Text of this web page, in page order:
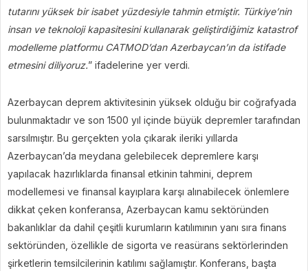
tutarını yüksek bir isabet yüzdesiyle tahmin etmiştir. Türkiye’nin
insan ve teknoloji kapasitesini kullanarak geliştirdiğimiz katastrof
modelleme platformu CATMOD’dan Azerbaycan’ın da istifade
etmesini diliyoruz.” ifadelerine yer verdi.
Azerbaycan deprem aktivitesinin yüksek olduğu bir coğrafyada
bulunmaktadır ve son 1500 yıl içinde büyük depremler tarafından
sarsılmıştır. Bu gerçekten yola çıkarak ileriki yıllarda
Azerbaycan’da meydana gelebilecek depremlere karşı
yapılacak hazırlıklarda finansal etkinin tahmini, deprem
modellemesi ve finansal kayıplara karşı alınabilecek önlemlere
dikkat çeken konferansa, Azerbaycan kamu sektöründen
bakanlıklar da dahil çeşitli kurumların katılımının yanı sıra finans
sektöründen, özellikle de sigorta ve reasürans sektörlerinden
şirketlerin temsilcilerinin katılımı sağlamıştır. Konferans, başta